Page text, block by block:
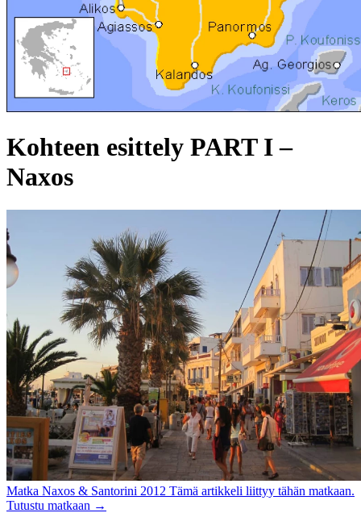
Kohteen esittely PART I –
Naxos
Matka Naxos & Santorini 2012 Tämä artikkeli liittyy tähän matkaan.
Tutustu matkaan →